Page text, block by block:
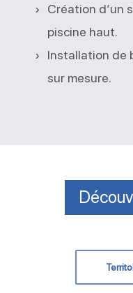
Création d’un
piscine haut.
Installation de
sur mesure.